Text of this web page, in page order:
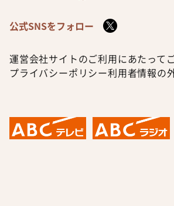
公式SNSをフォロー
運営会社サイトのご利用にあたって
プライバシーポリシー利用者情報の